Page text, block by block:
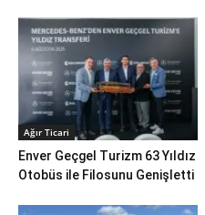
Ağır Ticari
Enver Geçgel Turizm 63 Yıldız
Otobüs ile Filosunu Genişletti